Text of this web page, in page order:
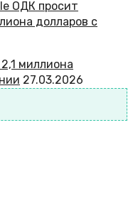
миллиона
27.03.2026